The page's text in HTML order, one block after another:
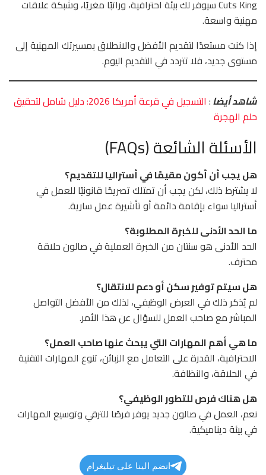
Cuts King سيوفر لك بيئة احترافية، وراتبًا مغريًا، وشبكة علاقات
مهنية واسعة.
إذا كنت مستعدًا لتقديم الأفضل والانطلاق بمسيرتك المهنية إلى
مستوى جديد، فلا تتردد في التقديم اليوم.
شاهد أيضا:
التسجيل في قرعة أمريكا 2026: دليل شامل لتحقيق
حلم الهجرة
الأسئلة الشائعة (FAQs)
هل يجب أن أكون مقيمًا في أستراليا للتقديم؟
لا يشترط ذلك، لكن يجب أن تمتلك تصريحًا قانونيًا للعمل في
أستراليا سواء بإقامة دائمة أو تأشيرة عمل سارية.
ما الحد الأدنى للخبرة المطلوبة؟
الحد الأدنى هو سنتان من الخبرة العملية في صالون حلاقة
محترف.
هل سيتم توفير سكن أو دعم للانتقال؟
لم يُذكر ذلك في العرض الوظيفي، لذلك من الأفضل التواصل
المباشر مع صاحب العمل للسؤال عن هذا الأمر.
ما هي أهم المهارات التي يبحث عنها صاحب العمل؟
الاحترافية، القدرة على التعامل مع الزبائن، تنوع المهارات التقنية
في الحلاقة، والنظافة.
هل هناك فرص للتطور الوظيفي؟
نعم، العمل في صالون جديد يوفر فرصًا للترقي وتوسيع المهارات
في بيئة ديناميكية.
انضم الينا على تيليغرام